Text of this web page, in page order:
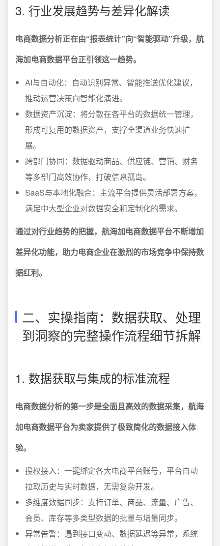
3. 行业发展趋势与差异化解读
电商数据分析正在由“报表统计”向“智能驱动”升级，航
海加电商数据平台正引领这一趋势。
AI与自动化：自动识别异常、智能推送优化建议，
推动运营决策向智能化演进。
数据资产沉淀：将分散在各平台的数据统一管理，
形成可复用的数据资产，支撑全渠道业务快速扩
展。
跨部门协同：数据驱动商品、供应链、营销、财务
等多部门高效协作，打破信息孤岛。
SaaS与本地化融合：主流平台提供灵活部署方案，
满足中大型企业对数据安全和定制化的需求。
通过对行业趋势的把握，航海加电商数据平台不断增加
差异化功能，助力电商企业在激烈的市场竞争中保持数
据红利。
二、实操指南：数据获取、处理
到洞察的完整操作流程细节拆解
1. 数据获取与集成的标准流程
电商数据分析的第一步是全面且高效的数据采集，航海
加电商数据平台为卖家提供了极致简化的数据接入体
验。
授权接入：一键绑定各大电商平台账号，平台自动
拉取历史与实时数据，无需复杂开发。
多维度数据同步：支持订单、商品、流量、广告、
会员、库存等多类型数据的批量与增量同步。
异常告警：遇到接口变动、数据延迟等异常，系统